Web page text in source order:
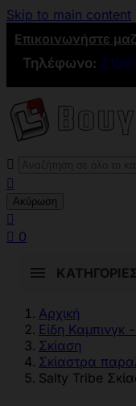
Skip to main content
Επικοινωνήστε
Τηλέφωνο:


Ακύρωση

 0
Αρχική
Είδη
Σκίαση
Σκίαστρα
Salty Tribe